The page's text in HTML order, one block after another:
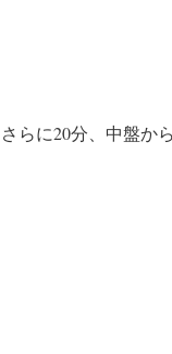
さらに20分、中盤か